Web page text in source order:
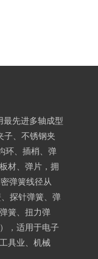
最先进多轴成型
子、不锈钢夹
环、插梢、弹
材、弹片，拥
弹簧线径从
探针弹簧、弹
簧、扭力弹
，适用于电子
具业、机械